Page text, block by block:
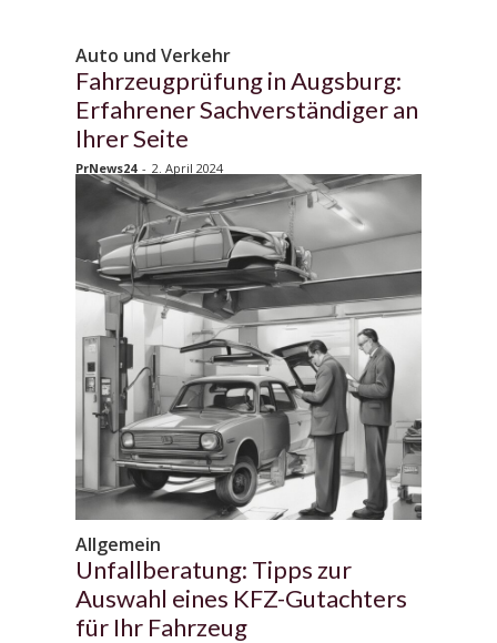
Auto und Verkehr
Fahrzeugprüfung in Augsburg:
Erfahrener Sachverständiger an
Ihrer Seite
PrNews24 - 2. April 2024
Allgemein
Unfallberatung: Tipps zur
Auswahl eines KFZ-Gutachters
für Ihr Fahrzeug